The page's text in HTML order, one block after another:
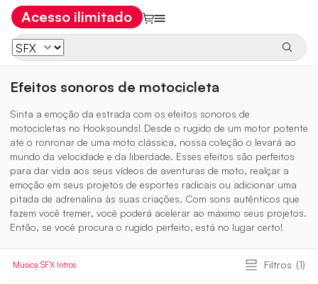
Acesso ilimitado
Efeitos sonoros de motocicleta
Sinta a emoção da estrada com os efeitos sonoros de
motocicletas no Hooksounds! Desde o rugido de um motor potente
até o ronronar de uma moto clássica, nossa coleção o levará ao
mundo da velocidade e da liberdade. Esses efeitos são perfeitos
para dar vida aos seus vídeos de aventuras de moto, realçar a
emoção em seus projetos de esportes radicais ou adicionar uma
pitada de adrenalina às suas criações. Com sons autênticos que
fazem você tremer, você poderá acelerar ao máximo seus projetos.
Então, se você procura o rugido perfeito, está no lugar certo!
Música SFX Intros Filtros (1)